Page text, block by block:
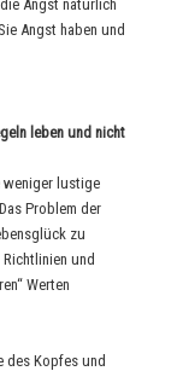
Angst natürlich
Angst haben und
leben und nicht
weniger lustige
Problem der
zu
und
Werten
des Kopfes und